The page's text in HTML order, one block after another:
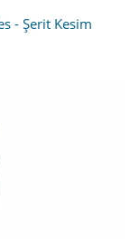
- Şerit Kesim